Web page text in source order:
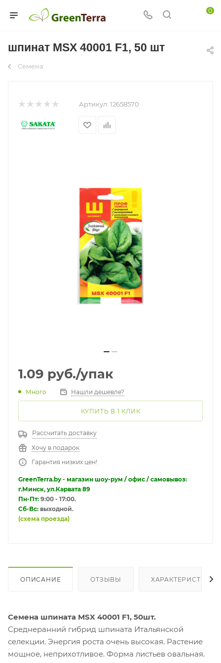
0
шпинат MSX 40001 F1, 50 шт
Семена
Артикул: 12658570
1.09 руб./упак
Много Нашли дешевле?
КУПИТЬ В 1 КЛИК
Рассчитать доставку
Хочу в подарок
Гарантия низких цен!
GreenTerra.by - магазин шоу-рум / офис / самовывоз:
г.Минск, ул.Карвата 89
Пн-Пт: 9:00 - 17:00.
Сб-Вс: выходной.
(схема проезда)
ОПИСАНИЕ ОТЗЫВЫ ХАРАКТЕРИСТИКИ
Семена шпината MSX 40001 F1, 50шт.
Среднеранний гибрид шпината Итальянской
селекции. Энергия роста очень высокая. Растение
мощное, неприхотливое. Форма листьев овальная.